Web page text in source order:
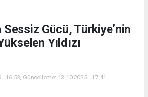
Sessiz Gücü, Türkiye’nin
Yıldızı
- 16:53, Güncelleme: 13.10.2025 - 17:41